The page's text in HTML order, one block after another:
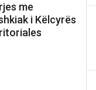
me
i Këlcyrës